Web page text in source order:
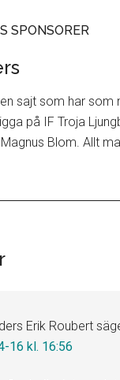
SPONSORER
sajt som har
på IF Troja
Blom. Allt
Erik Roubert
16 kl. 16:56